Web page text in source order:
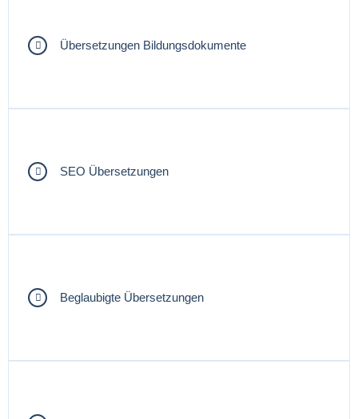
Übersetzungen Bildungsdokumente
SEO Übersetzungen
Beglaubigte Übersetzungen